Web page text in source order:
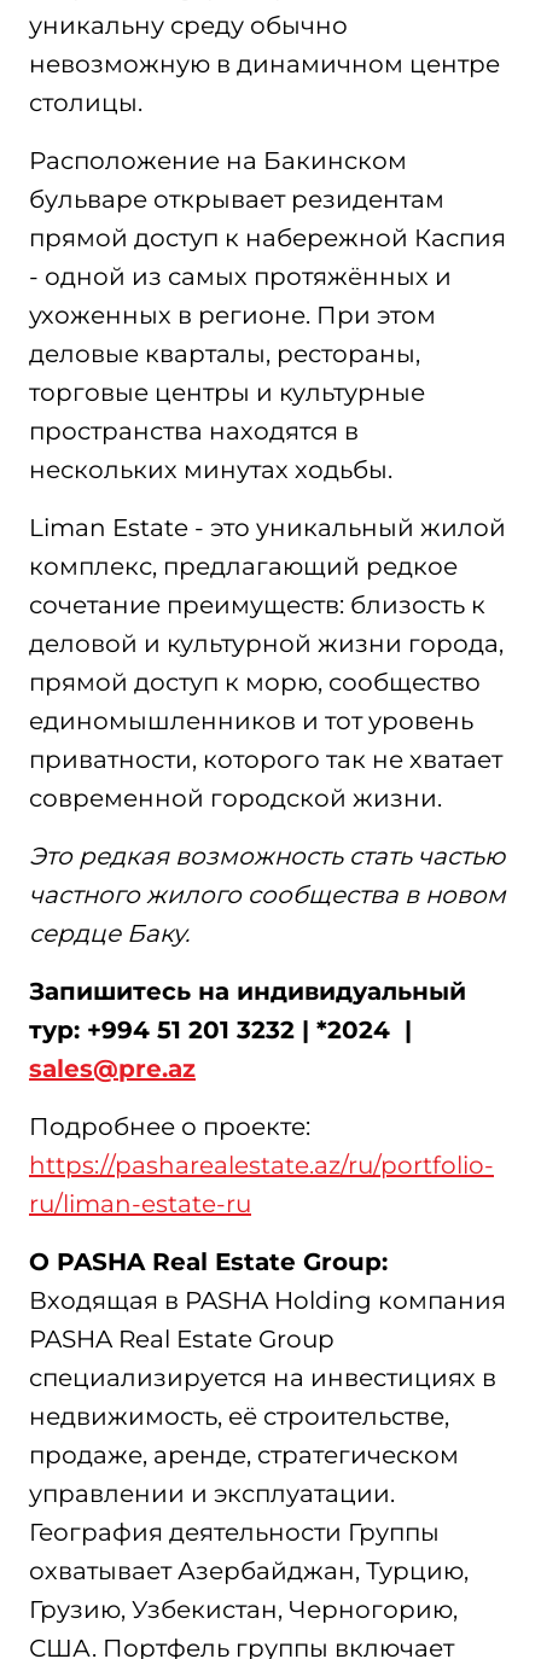
уникальну среду обычно
невозможную в динамичном центре
столицы.
Расположение на Бакинском
бульваре открывает резидентам
прямой доступ к набережной Каспия
- одной из самых протяжённых и
ухоженных в регионе. При этом
деловые кварталы, рестораны,
торговые центры и культурные
пространства находятся в
нескольких минутах ходьбы.
Liman Estate - это уникальный жилой
комплекс, предлагающий редкое
сочетание преимуществ: близость к
деловой и культурной жизни города,
прямой доступ к морю, сообщество
единомышленников и тот уровень
приватности, которого так не хватает
современной городской жизни.
Это редкая возможность стать частью
частного жилого сообщества в новом
сердце Баку.
Запишитесь на индивидуальный
тур: +994 51 201 3232 | *2024 |
sales@pre.az
Подробнее о проекте:
https://pasharealestate.az/ru/portfolio-
ru/liman-estate-ru
О PASHA Real Estate Group:
Входящая в PASHA Holding компания
PASHA Real Estate Group
специализируется на инвестициях в
недвижимость, её строительстве,
продаже, аренде, стратегическом
управлении и эксплуатации.
География деятельности Группы
охватывает Азербайджан, Турцию,
Грузию, Узбекистан, Черногорию,
США. Портфель группы включает